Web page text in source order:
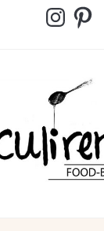
InstagramPinterest